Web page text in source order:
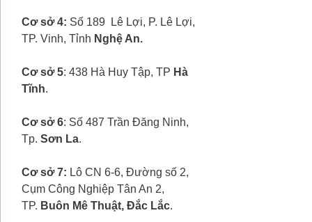
Cơ sở 4: Số 189 Lê Lợi, P. Lê Lợi,
TP. Vinh, Tỉnh Nghệ An.
Cơ sở 5: 438 Hà Huy Tập, TP Hà
Tĩnh.
Cơ sở 6: Số 487 Trần Đăng Ninh,
Tp. Sơn La.
Cơ sở 7: Lô CN 6-6, Đường số 2,
Cụm Công Nghiệp Tân An 2,
TP. Buôn Mê Thuật, Đắc Lắc.